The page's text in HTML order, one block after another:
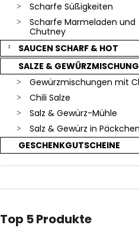
Scharfe Süßigkeiten
Scharfe Marmeladen und
Chutney
SAUCEN SCHARF & HOT
SALZE &
Gewürzmischungen mit
Chili Salze
Salz & Gewürz-Mühle
Salz & Gewürz in Päckchen
GESCHENKGUTSCHEINE
Top 5 Produkte